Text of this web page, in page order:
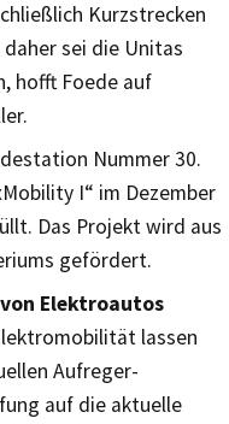
Kurzstrecken
sei die Unitas
hofft Foede auf
Nummer 30.
I“ im Dezember
Das Projekt wird aus
gefördert.
Elektroautos
lassen
Aufreger-
auf die aktuelle